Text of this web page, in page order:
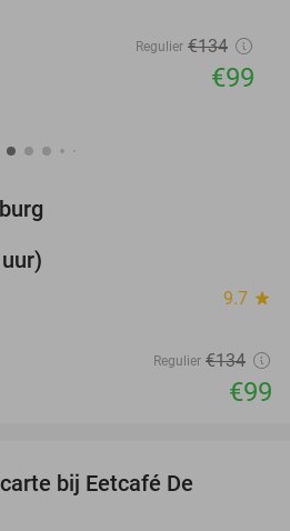
Regulier €134
€99
9.7 star
Regulier €134
€99
bij Eetcafé De